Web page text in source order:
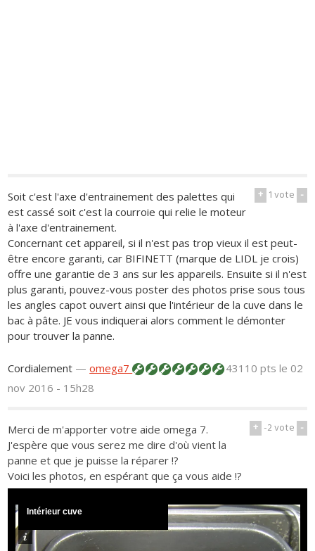
+ 1vote -
Soit c'est l'axe d'entrainement des palettes qui
est cassé soit c'est la courroie qui relie le moteur
à l'axe d'entrainement.
Concernant cet appareil, si il n'est pas trop vieux il est peut-
être encore garanti, car BIFINETT (marque de LIDL je crois)
offre une garantie de 3 ans sur les appareils. Ensuite si il n'est
plus garanti, pouvez-vous poster des photos prise sous tous
les angles capot ouvert ainsi que l'intérieur de la cuve dans le
bac à pâte. JE vous indiquerai alors comment le démonter
pour trouver la panne.
Cordialement —omega7 43110 ptsle 02
nov 2016 - 15h28
+ -2vote -
Merci de m'apporter votre aide omega 7.
J'espère que vous serez me dire d'où vient la
panne et que je puisse la réparer !?
Voici les photos, en espérant que ça vous aide !?
Intérieur cuve